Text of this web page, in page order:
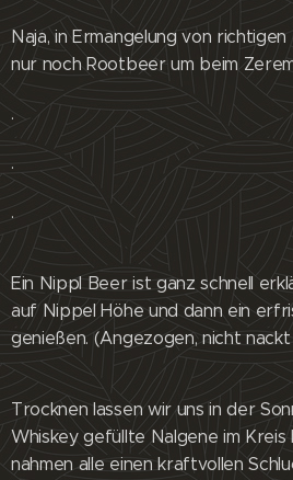
Naja, in Ermangelung von
nur noch Rootbeer um beim
.
.
.
Ein Nippl Beer ist ganz schnell
auf Nippel Höhe und dann ein
genießen. (Angezogen, nicht
Trocknen lassen wir uns in der
Whiskey gefüllte Nalgene im
nahmen alle einen kraftvollen